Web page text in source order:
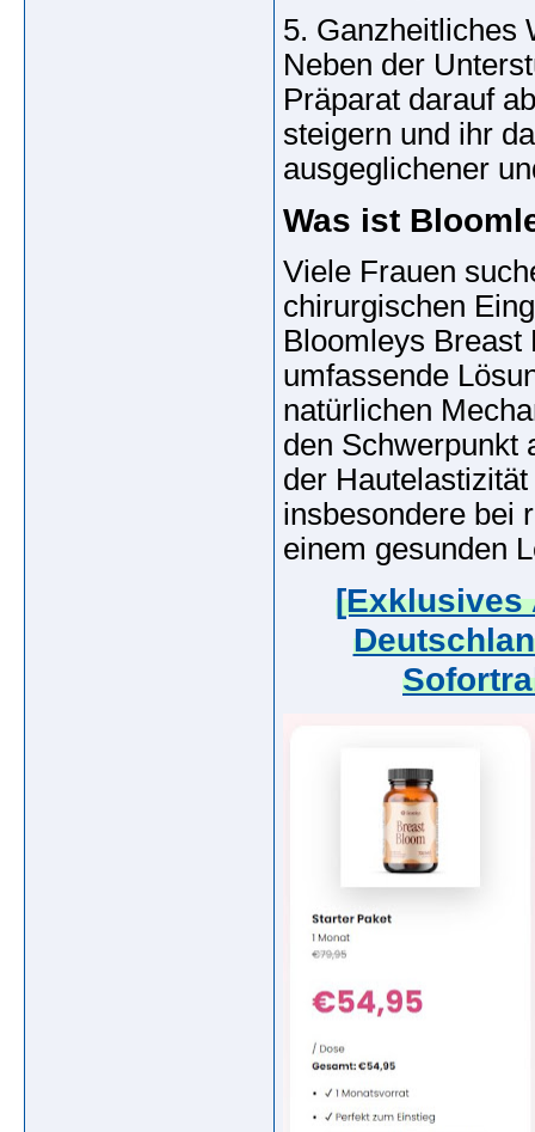
5. Ganzheitliches
Neben der
Präparat darauf
steigern und ihr
ausgeglichener
Was ist
Viele Frauen
chirurgischen
Bloomleys Breast
umfassende
natürlichen
den Schwerpunkt
der
insbesondere bei
einem gesunden
[Exklusives